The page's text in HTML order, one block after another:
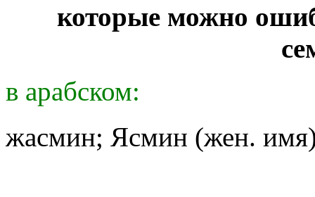
которые можно
в арабском:
жасмин; Ясмин (жен.